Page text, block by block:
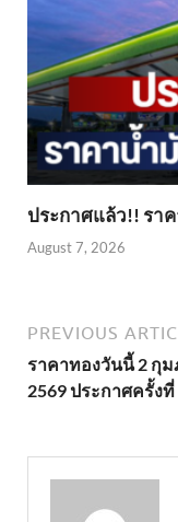
ประกาศแล้ว!! รา
August 7, 2026
PREVIOUS
ราคาทองวันนี้ 2 กุ
2569 ประกาศครั้งที่